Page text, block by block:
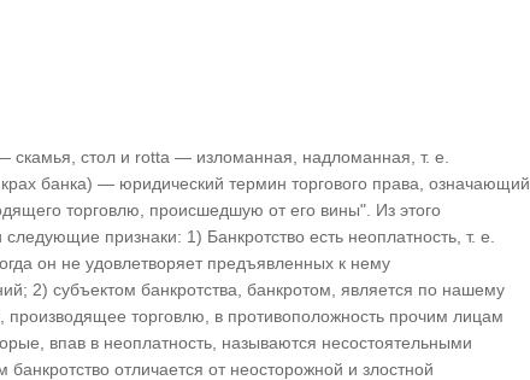
скамья, стол и rotta — изломанная, надломанная, т. е.
крах банка) — юридический термин торгового права, означающий
торговлю, происшедшую от его вины". Из этого
признаки: 1) Банкротство есть неоплатность, т. е.
он не удовлетворяет предъявленных к нему
2) субъектом банкротства, банкротом, является по нашему
производящее торговлю, в противоположность прочим лицам
впав в неоплатность, называются несостоятельными
отличается от неосторожной и злостной